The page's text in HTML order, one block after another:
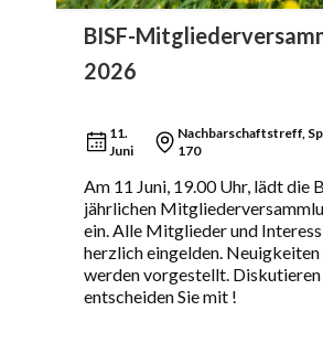
BISF-
2026
11.
Juni
Nachbarschaftstreff,
170
Am 11 Juni, 19.00 Uhr, lädt die
jährlichen
ein. Alle Mitglieder und
herzlich eingelden. Neuigkeiten
werden vorgestellt. Diskutieren
entscheiden Sie mit !